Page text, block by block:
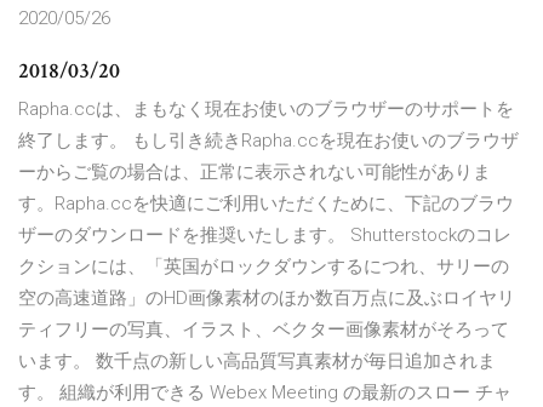
2020/05/26
2018/03/20
Rapha.ccは、まもなく現在お使いのブラウザーのサポートを
終了します。 もし引き続きRapha.ccを現在お使いのブラウザ
ーからご覧の場合は、正常に表示されない可能性がありま
す。Rapha.ccを快適にご利用いただくために、下記のブラウ
ザーのダウンロードを推奨いたします。 Shutterstockのコレ
クションには、「英国がロックダウンするにつれ、サリーの
空の高速道路」のHD画像素材のほか数百万点に及ぶロイヤリ
ティフリーの写真、イラスト、ベクター画像素材がそろって
います。 数千点の新しい高品質写真素材が毎日追加されま
す。 組織が利用できる Webex Meeting の最新のスロー チャ